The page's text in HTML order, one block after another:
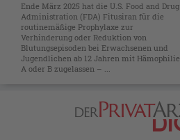
Ende März 2025 hat die U.S. Food and Drug
Administration (FDA) Fitusiran für die
routinemäßige Prophylaxe zur
Verhinderung oder Reduktion von
Blutungsepisoden bei Erwachsenen und
Jugendlichen ab 12 Jahren mit Hämophilie
A oder B zugelassen – ...